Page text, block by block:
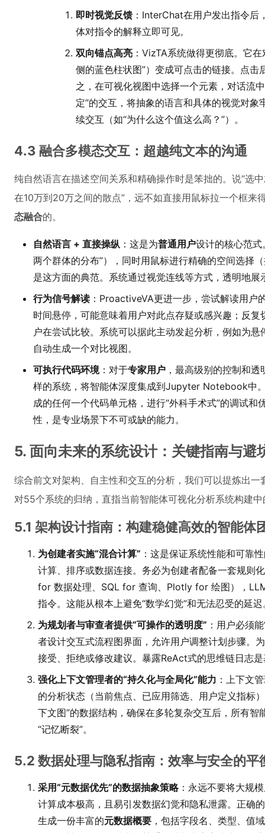
即时视觉反馈 ：InterChat在用户发出指令后
体对指令的解释立即可见。
双向锚点高亮 ：VizTA系统做得更彻底。它
侧的蓝色柱状图”）变成可点击的链接。点
之，在可视化视图中选择一个元素，对话流
定”的交互，将抽象的语言和具体的视觉对
续交互（如“为什么这个值这么高？”）。
4.3 融合多模态交互：超越纯文本的沟通
纯自然语言在描述空间关系和精确操作时是笨拙的。说“选
在10万到20万之间的散点”，远不如直接用鼠标拉一个框来
态融合的。
自然语言 + 直接操纵 ：这是为普通用户设计的核心范式
两个群体的分布”），同时用鼠标进行精确的空间选择
是这方面的典范。系统通过视觉连线等方式，透明地
行为信号解读 ：ProactiveVA更进一步，尝试解读用户
时间悬停，可能意味着用户对此点存疑或感兴趣；反
户在尝试比较。系统可以据此主动发起分析，例如为
自动生成一个对比视图。
可执行代码环境：对于专家用户 ，最高级别的控制和
样的系统，将智能体深度集成到Jupyter Notebook中
成的任何一个代码单元格，进行“外科手术式”的调试
性，是专业场景下不可或缺的能力。
5. 面向未来的系统设计：关键指南与避
综合前文对架构、自主性和交互的分析，我们可以提炼出
对55个系统的归纳，直指当前智能体可视化分析系统构建
5.1 架构设计指南：构建稳健高效的智能体
为创建者实施“混合计算” ：这是保证系统性能和可靠
计算、排序或数据连接。务必为创建者配备一套规则
for 数据处理、SQL for 查询、Plotly for 绘图），
指令。这能从根本上避免“数学幻觉”和无法忍受的延迟
为规划者与审查者提供“可操作的透明度” ：用户必须
者设计交互式流程图界面，允许用户调整计划步骤。
接受、拒绝或修改建议。暴露ReAct式的思维链日志
强化上下文管理者的“持久化与全局化”能力 ：上下文
的分析状态（当前焦点、已应用筛选、用户定义指标
下文图”的数据结构，确保在多轮复杂交互后，所有
“记忆断裂”。
5.2 数据处理与隐私指南：效率与安全的平
采用“元数据优先”的数据抽象策略：永远不要将大规
计算成本极高，且易引发数据幻觉和隐私泄露。正确
生成一份丰富的元数据概要 ，包括字段名、类型、值